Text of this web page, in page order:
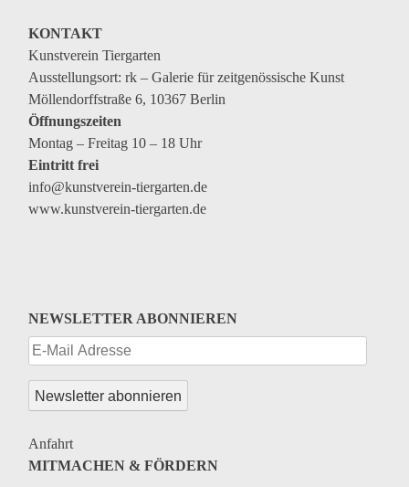
Vermittlung
aktuelle Projekte
Anfrage
Archiv
Archivübersicht
Ausstellungen
Künstler*innen
Genres
Veranstaltungsformate
KONTAKT
Kunstverein Tiergarten
Ausstellungsort: rk – Galerie für zeitgenössische Kunst
Möllendorffstraße 6, 10367 Berlin
Öffnungszeiten
Montag – Freitag 10 – 18 Uhr
Eintritt frei
info@kunstverein-tiergarten.de
www.kunstverein-tiergarten.de
NEWSLETTER ABONNIEREN
Anfahrt
MITMACHEN & FÖRDERN